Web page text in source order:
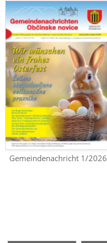
Gemeindenachricht 1/2026